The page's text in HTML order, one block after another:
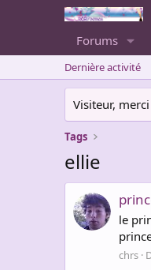
Forums
Dernière activité
Visiteur,
Tags
ellie
le
chrs